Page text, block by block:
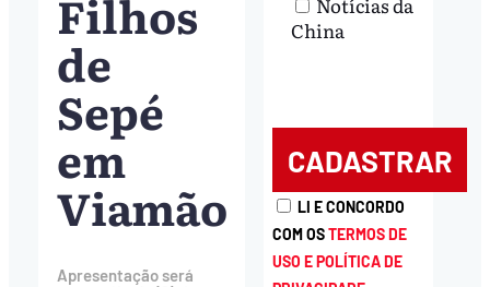
Filhos
de
Sepé
em
Viamão
Apresentação será
China
LI E CONCORDO
COM OSTERMOS DE
USO E POLÍTICA DE